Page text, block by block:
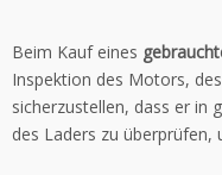
Beim Kauf eines
Inspektion des Motors,
sicherzustellen, dass er in
des Laders zu überprüfen,